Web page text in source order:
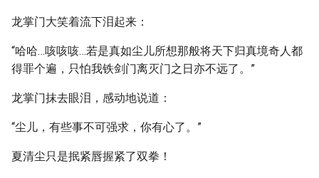
龙掌门大笑着流下泪起来：
“哈哈…咳咳咳…若是真如尘儿所想那般将天下归真境奇人都
得罪个遍，只怕我铁剑门离灭门之日亦不远了。”
龙掌门抹去眼泪，感动地说道：
“尘儿，有些事不可强求，你有心了。”
夏清尘只是抿紧唇握紧了双拳！